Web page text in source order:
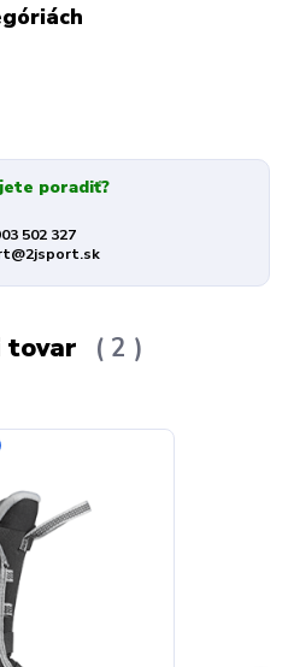
poradiť?
502 327
tovar 2